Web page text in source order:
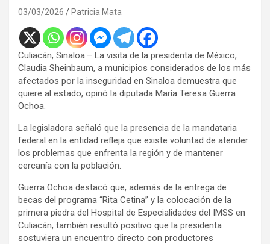
03/03/2026 Patricia Mata
Culiacán, Sinaloa.– La visita de la presidenta de México,
Claudia Sheinbaum, a municipios considerados de los más
afectados por la inseguridad en Sinaloa demuestra que
quiere al estado, opinó la diputada María Teresa Guerra
Ochoa.
La legisladora señaló que la presencia de la mandataria
federal en la entidad refleja que existe voluntad de atender
los problemas que enfrenta la región y de mantener
cercanía con la población.
Guerra Ochoa destacó que, además de la entrega de
becas del programa “Rita Cetina” y la colocación de la
primera piedra del Hospital de Especialidades del IMSS en
Culiacán, también resultó positivo que la presidenta
sostuviera un encuentro directo con productores